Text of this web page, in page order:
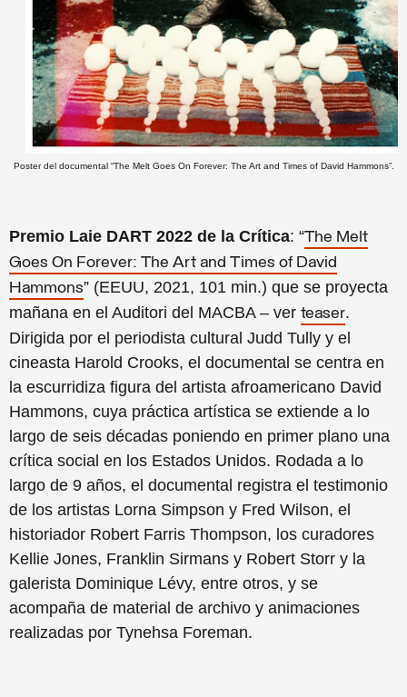
Poster del documental “The Melt Goes On Forever: The Art and Times of David Hammons”.
Premio Laie DART 2022 de la Crítica: “The Melt
Goes On Forever: The Art and Times of David
Hammons” (EEUU, 2021, 101 min.) que se proyecta
mañana en el Auditori del MACBA – ver teaser.
Dirigida por el periodista cultural Judd Tully y el
cineasta Harold Crooks, el documental se centra en
la escurridiza figura del artista afroamericano David
Hammons, cuya práctica artística se extiende a lo
largo de seis décadas poniendo en primer plano una
crítica social en los Estados Unidos. Rodada a lo
largo de 9 años, el documental registra el testimonio
de los artistas Lorna Simpson y Fred Wilson, el
historiador Robert Farris Thompson, los curadores
Kellie Jones, Franklin Sirmans y Robert Storr y la
galerista Dominique Lévy, entre otros, y se
acompaña de material de archivo y animaciones
realizadas por Tynehsa Foreman.